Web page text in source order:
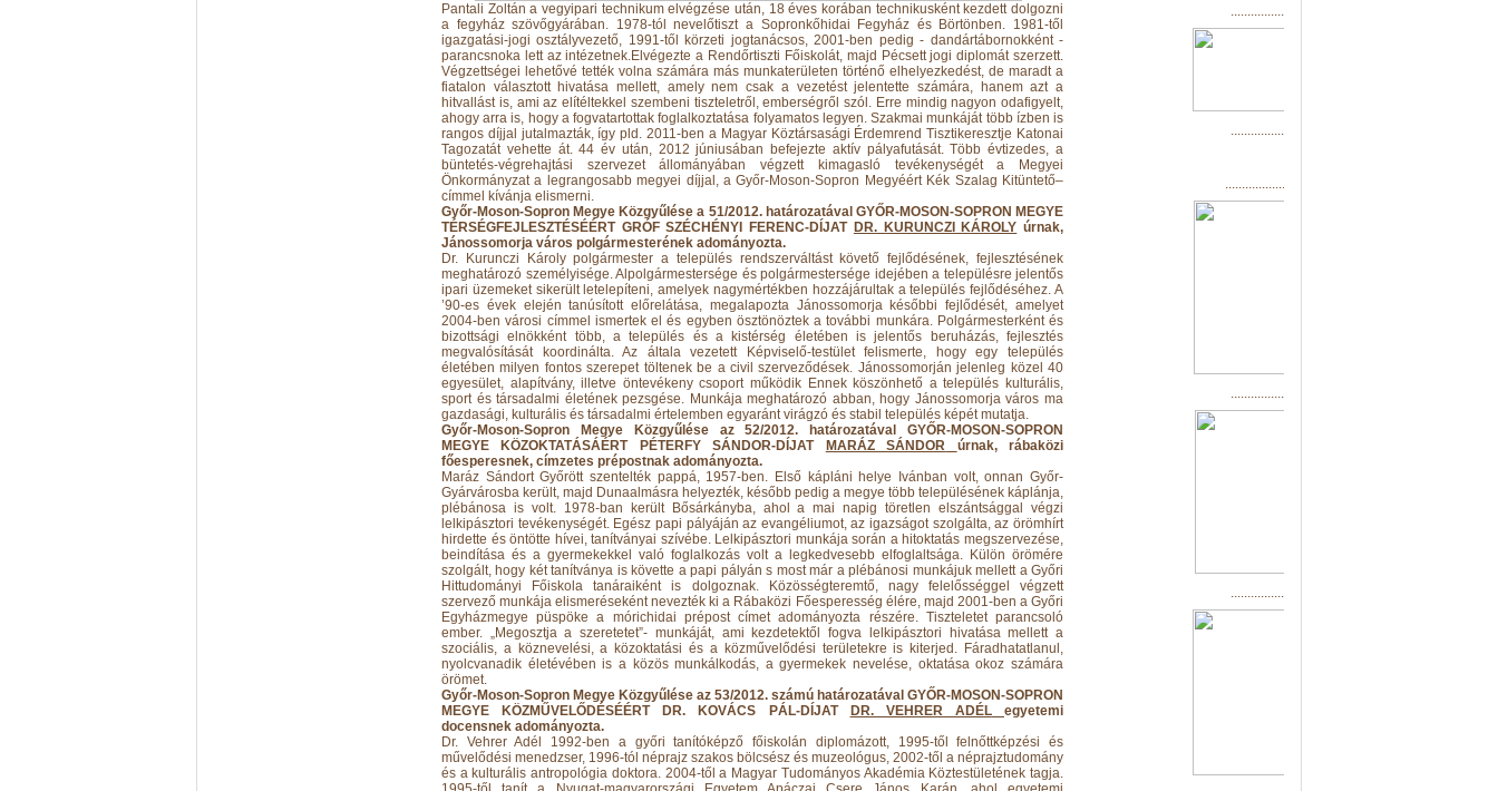
Pantali Zoltán a vegyipari technikum elvégzése után, 18 éves korában technikusként kezdett dolgozni
a fegyház szövőgyárában. 1978-tól nevelőtiszt a Sopronkőhidai Fegyház és Börtönben. 1981-től
igazgatási-jogi osztályvezető, 1991-től körzeti jogtanácsos, 2001-ben pedig - dandártábornokként -
parancsnoka lett az intézetnek.Elvégezte a Rendőrtiszti Főiskolát, majd Pécsett jogi diplomát szerzett.
Végzettségei lehetővé tették volna számára más munkaterületen történő elhelyezkedést, de maradt a
fiatalon választott hivatása mellett, amely nem csak a vezetést jelentette számára, hanem azt a
hitvallást is, ami az elítéltekkel szembeni tiszteletről, emberségről szól. Erre mindig nagyon odafigyelt,
ahogy arra is, hogy a fogvatartottak foglalkoztatása folyamatos legyen. Szakmai munkáját több ízben is
rangos díjjal jutalmazták, így pld. 2011-ben a Magyar Köztársasági Érdemrend Tisztikeresztje Katonai
Tagozatát vehette át. 44 év után, 2012 júniusában befejezte aktív pályafutását. Több évtizedes, a
büntetés-végrehajtási szervezet állományában végzett kimagasló tevékenységét a Megyei
Önkormányzat a legrangosabb megyei díjjal, a Győr-Moson-Sopron Megyéért Kék Szalag Kitüntető–
címmel kívánja elismerni.
Győr-Moson-Sopron Megye Közgyűlése a 51/2012. határozatával GYŐR-MOSON-SOPRON MEGYE
TÉRSÉGFEJLESZTÉSÉÉRT GRÓF SZÉCHÉNYI FERENC-DÍJAT DR. KURUNCZI KÁROLY úrnak,
Jánossomorja város polgármesterének adományozta.
Dr. Kurunczi Károly polgármester a település rendszerváltást követő fejlődésének, fejlesztésének
meghatározó személyisége. Alpolgármestersége és polgármestersége idejében a településre jelentős
ipari üzemeket sikerült letelepíteni, amelyek nagymértékben hozzájárultak a település fejlődéséhez. A
’90-es évek elején tanúsított előrelátása, megalapozta Jánossomorja későbbi fejlődését, amelyet
2004-ben városi címmel ismertek el és egyben ösztönöztek a további munkára. Polgármesterként és
bizottsági elnökként több, a település és a kistérség életében is jelentős beruházás, fejlesztés
megvalósítását koordinálta. Az általa vezetett Képviselő-testület felismerte, hogy egy település
életében milyen fontos szerepet töltenek be a civil szerveződések. Jánossomorján jelenleg közel 40
egyesület, alapítvány, illetve öntevékeny csoport működik Ennek köszönhető a település kulturális,
sport és társadalmi életének pezsgése. Munkája meghatározó abban, hogy Jánossomorja város ma
gazdasági, kulturális és társadalmi értelemben egyaránt virágzó és stabil település képét mutatja.
Győr-Moson-Sopron Megye Közgyűlése az 52/2012. határozatával GYŐR-MOSON-SOPRON
MEGYE KÖZOKTATÁSÁÉRT PÉTERFY SÁNDOR-DÍJAT
MARÁZ SÁNDOR
úrnak, rábaközi
főesperesnek, címzetes prépostnak adományozta.
Maráz Sándort Győrött szentelték pappá, 1957-ben. Első kápláni helye Ivánban volt, onnan Győr-
Gyárvárosba került, majd Dunaalmásra helyezték, később pedig a megye több településének káplánja,
plébánosa is volt. 1978-ban került Bősárkányba, ahol a mai napig töretlen elszántsággal végzi
lelkipásztori tevékenységét. Egész papi pályáján az evangéliumot, az igazságot szolgálta, az örömhírt
hirdette és öntötte hívei, tanítványai szívébe. Lelkipásztori munkája során a hitoktatás megszervezése,
beindítása és a gyermekekkel való foglalkozás volt a legkedvesebb elfoglaltsága. Külön örömére
szolgált, hogy két tanítványa is követte a papi pályán s most már a plébánosi munkájuk mellett a Győri
Hittudományi Főiskola tanáraiként is dolgoznak. Közösségteremtő, nagy felelősséggel végzett
szervező munkája elismeréseként nevezték ki a Rábaközi Főesperesség élére, majd 2001-ben a Győri
Egyházmegye püspöke a mórichidai prépost címet adományozta részére. Tiszteletet parancsoló
ember. „Megosztja a szeretetet”- munkáját, ami kezdetektől fogva lelkipásztori hivatása mellett a
szociális, a köznevelési, a közoktatási és a közművelődési területekre is kiterjed. Fáradhatatlanul,
nyolcvanadik életévében is a közös munkálkodás, a gyermekek nevelése, oktatása okoz számára
örömet.
Győr-Moson-Sopron Megye Közgyűlése az 53/2012. számú határozatával GYŐR-MOSON-SOPRON
MEGYE KÖZMŰVELŐDÉSÉÉRT DR. KOVÁCS PÁL-DÍJAT
DR. VEHRER ADÉL
egyetemi
docensnek adományozta.
Dr. Vehrer Adél 1992-ben a győri tanítóképző főiskolán diplomázott, 1995-től felnőttképzési és
művelődési menedzser, 1996-tól néprajz szakos bölcsész és muzeológus, 2002-től a néprajztudomány
és a kulturális antropológia doktora. 2004-től a Magyar Tudományos Akadémia Köztestületének tagja.
................................................
................................................
...................................................
................................................
................................................